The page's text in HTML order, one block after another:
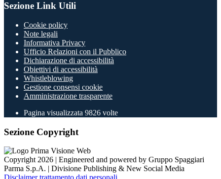
Sezione Link Utili
Cookie policy
Note legali
Informativa Privacy
Ufficio Relazioni con il Pubblico
Dichiarazione di accessibilità
Obiettivi di accessibilità
Whistleblowing
Gestione consensi cookie
Amministrazione trasparente
Pagina visualizzata 9826 volte
Sezione Copyright
Copyright 2026 | Engineered and powered by Gruppo Spaggiari
Parma S.p.A. | Divisione Publishing & New Social Media